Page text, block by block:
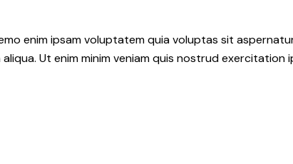
enim ipsam voluptatem quia voluptas sit
Ut enim minim veniam quis nostrud exercitation